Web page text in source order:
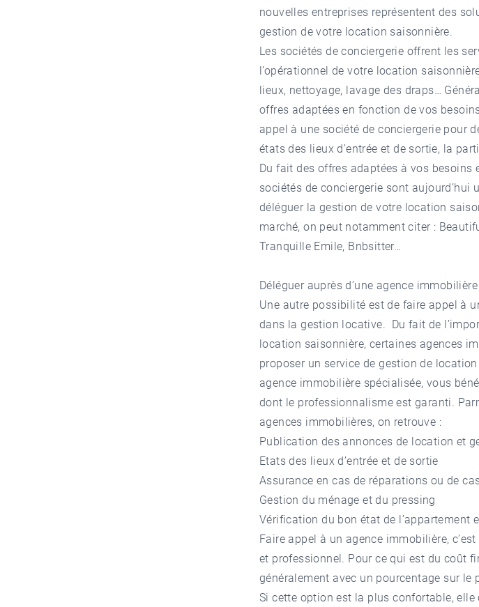
nouvelles entreprises représentent des
gestion de votre location saisonnière.
Les sociétés de conciergerie offrent les
l’opérationnel de votre location
lieux, nettoyage, lavage des draps…
offres adaptées en fonction de vos
appel à une société de conciergerie pour
états des lieux d’entrée et de sortie, la
Du fait des offres adaptées à vos
sociétés de conciergerie sont aujourd’hui
déléguer la gestion de votre location
marché, on peut notamment citer :
Tranquille Emile, Bnbsitter…
Déléguer auprès d’une agence immobilière
Une autre possibilité est de faire appel à
dans la gestion locative. Du fait de
location saisonnière, certaines agences
proposer un service de gestion de
agence immobilière spécialisée, vous
dont le professionnalisme est garanti.
agences immobilières, on retrouve :
Publication des annonces de location et
Etats des lieux d’entrée et de sortie
Assurance en cas de réparations ou de
Gestion du ménage et du pressing
Vérification du bon état de l’appartement
Faire appel à un agence immobilière,
et professionnel. Pour ce qui est du coût
généralement avec un pourcentage sur le
Si cette option est la plus confortable,